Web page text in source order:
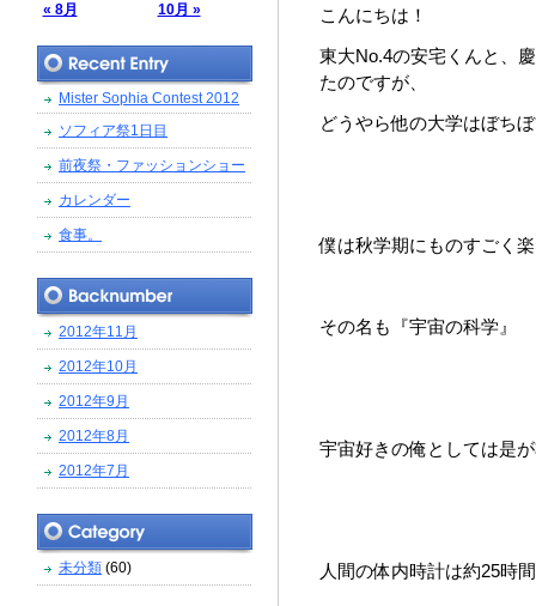
こんにちは！
東大No.4の安宅くんと、
たのですが、
どうやら他の大学はぼち
僕は秋学期にものすごく
その名も『宇宙の科学』
宇宙好きの俺としては是
人間の体内時計は約25時
« 8月 10月 »
Mister Sophia Contest 2012
ソフィア祭1日目
前夜祭・ファッションショー
カレンダー
食事。
2012年11月
2012年10月
2012年9月
2012年8月
2012年7月
未分類 (60)